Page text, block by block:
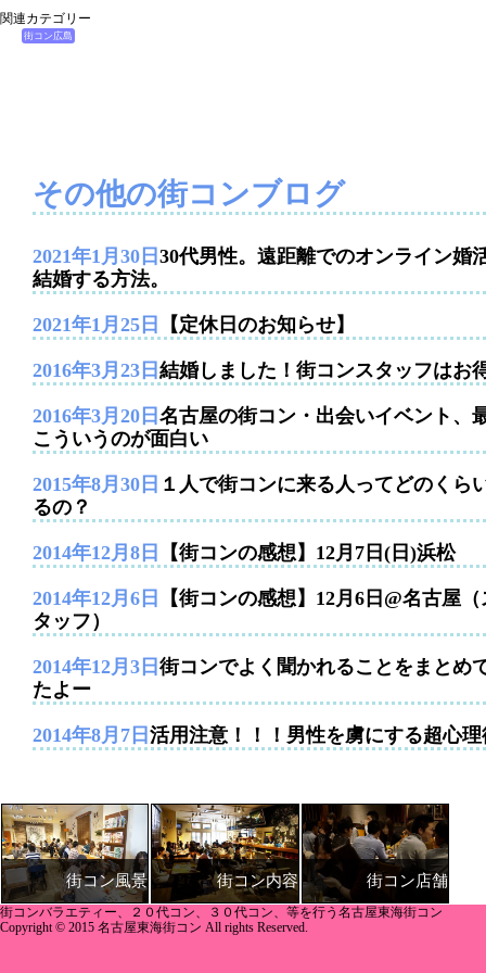
関連カテゴリー
街コン広島
その他の街コンブログ
2021年1月30日 30代男性。遠距離でのオンライン婚
結婚する方法。
2021年1月25日 【定休日のお知らせ】
2016年3月23日 結婚しました！街コンスタッフはお
2016年3月20日 名古屋の街コン・出会いイベント、
こういうのが面白い
2015年8月30日 １人で街コンに来る人ってどのくら
るの？
2014年12月8日 【街コンの感想】12月7日(日)浜松
2014年12月6日
【街コンの感想】12月6日@名古屋（
タッフ）
2014年12月3日 街コンでよく聞かれることをまとめ
たよー
2014年8月7日 活用注意！！！男性を虜にする超心理
街コン風景 街コン内容 街コン店舗
街コンバラエティー、２０代コン、３０代コン、等を行う名古屋東海街コン
Copyright © 2015 名古屋東海街コン All rights Reserved.